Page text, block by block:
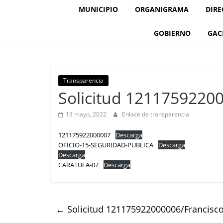
MUNICIPIO ORGANIGRAMA
GOBIERNO
Transparencia
Solicitud
13 mayo, 2022 Enlace de transparencia
121175922000007
Descarga
OFICIO-15-SEGURIDAD-PUBLICA
Descarga
Descarga
CARATULA-07
Descarga
← Solicitud 121175922000006/